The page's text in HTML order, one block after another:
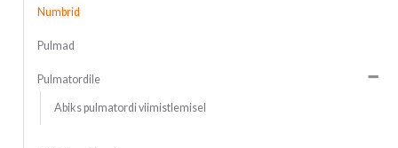
Numbrid
Pulmad
Pulmatordile
Abiks pulmatordi viimistlemisel